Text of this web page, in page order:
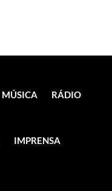
MÚSICA RÁDIO
IMPRENSA